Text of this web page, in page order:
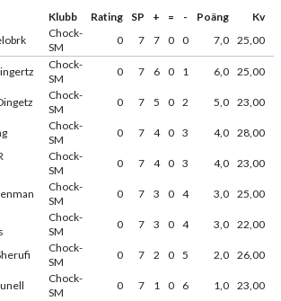
Klubb Rating SP + = - Poäng
Kv
Chock-
SM
0 7 7 0 0 7,0 25,00
Chock-
SM
0 7 6 0 1 6,0 25,00
Chock-
SM
0 7 5 0 2 5,0 23,00
Chock-
SM
0 7 4 0 3 4,0 28,00
Chock-
SM
0 7 4 0 3 4,0 23,00
Chock-
SM
0 7 3 0 4 3,0 25,00
Chock-
SM
0 7 3 0 4 3,0 22,00
Chock-
SM
0 7 2 0 5 2,0 26,00
Chock-
SM
0 7 1 0 6 1,0 23,00